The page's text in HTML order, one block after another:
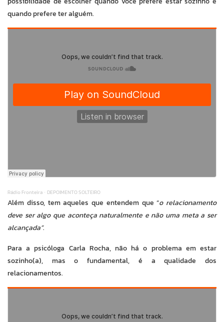
quando prefere ter alguém.
Rádio Fronteira · DEPOIMENTO SOLTEIRO
Além disso, tem aqueles que entendem que “o relacionamento
deve ser algo que aconteça naturalmente e não uma meta a ser
alcançada”.
Para a psicóloga Carla Rocha, não há o problema em estar
sozinho(a), mas o fundamental, é a qualidade dos
relacionamentos.